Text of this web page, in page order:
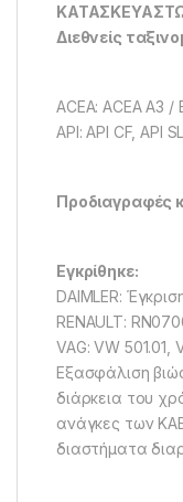
Διεθνείς
ACEA: ACEA A3 /
API: API CF, API SL
Προδιαγραφές
Εγκρίθηκε:
DAIMLER:
RENAULT:
VAG: VW 501.01,
Εξασφάλιση
διάρκεια του
ανάγκες των
διαστήματα